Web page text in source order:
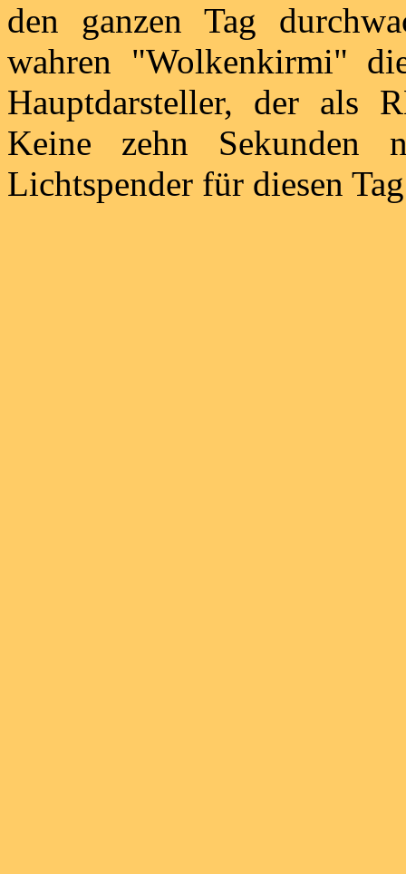
den ganzen Tag
wahren "Wolkenkirmi"
Hauptdarsteller, der als
Keine zehn Sekunden
Lichtspender für diesen